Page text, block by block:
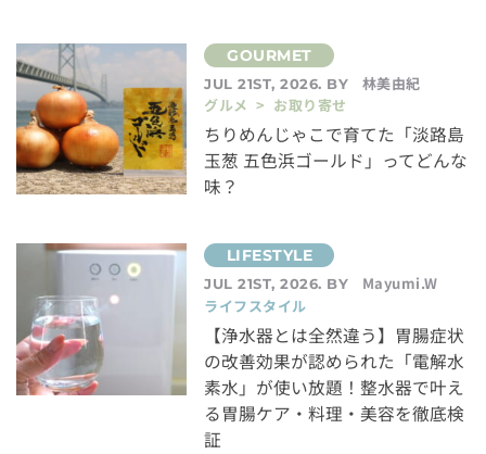
JUL 21ST, 2026. BY
林美由紀
グルメ > お取り寄せ
ちりめんじゃこで育てた「淡路島
玉葱 五色浜ゴールド」ってどんな
味？
JUL 21ST, 2026. BY
Mayumi.W
ライフスタイル
【浄水器とは全然違う】胃腸症状
の改善効果が認められた「電解水
素水」が使い放題！整水器で叶え
る胃腸ケア・料理・美容を徹底検
証